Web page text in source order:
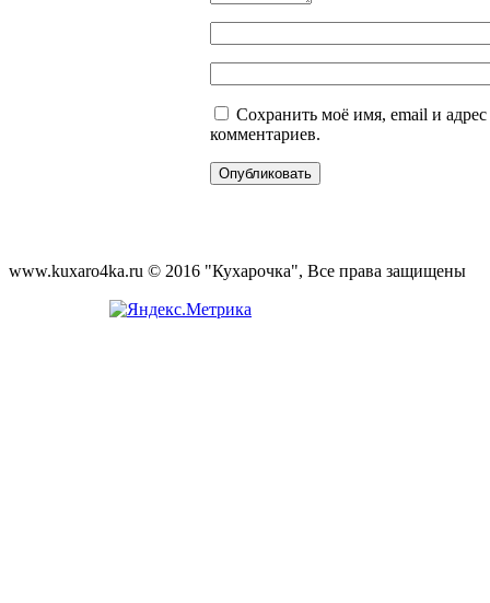
Сохранить моё имя, email и
комментариев.
www.kuxaro4ka.ru © 2016 "Кухарочка", Все права защищены